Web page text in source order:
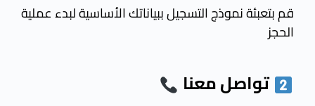
قم بتعبئة نموذج التسجيل ببياناتك الأساسية لبدء عملية
الحجز
تواصل معنا